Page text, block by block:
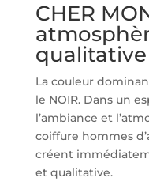
CHER
qualitative
La couleur
le NOIR. Dans un
l’ambiance et
coiffure hommes
créent
et qualitative.